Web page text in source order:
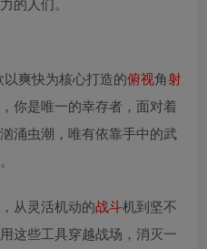
以爽快为核心打造的俯视角射
你是唯一的幸存者，面对着
涌虫潮，唯有依靠手中的武
从灵活机动的战斗机到坚不
这些工具穿越战场，消灭一